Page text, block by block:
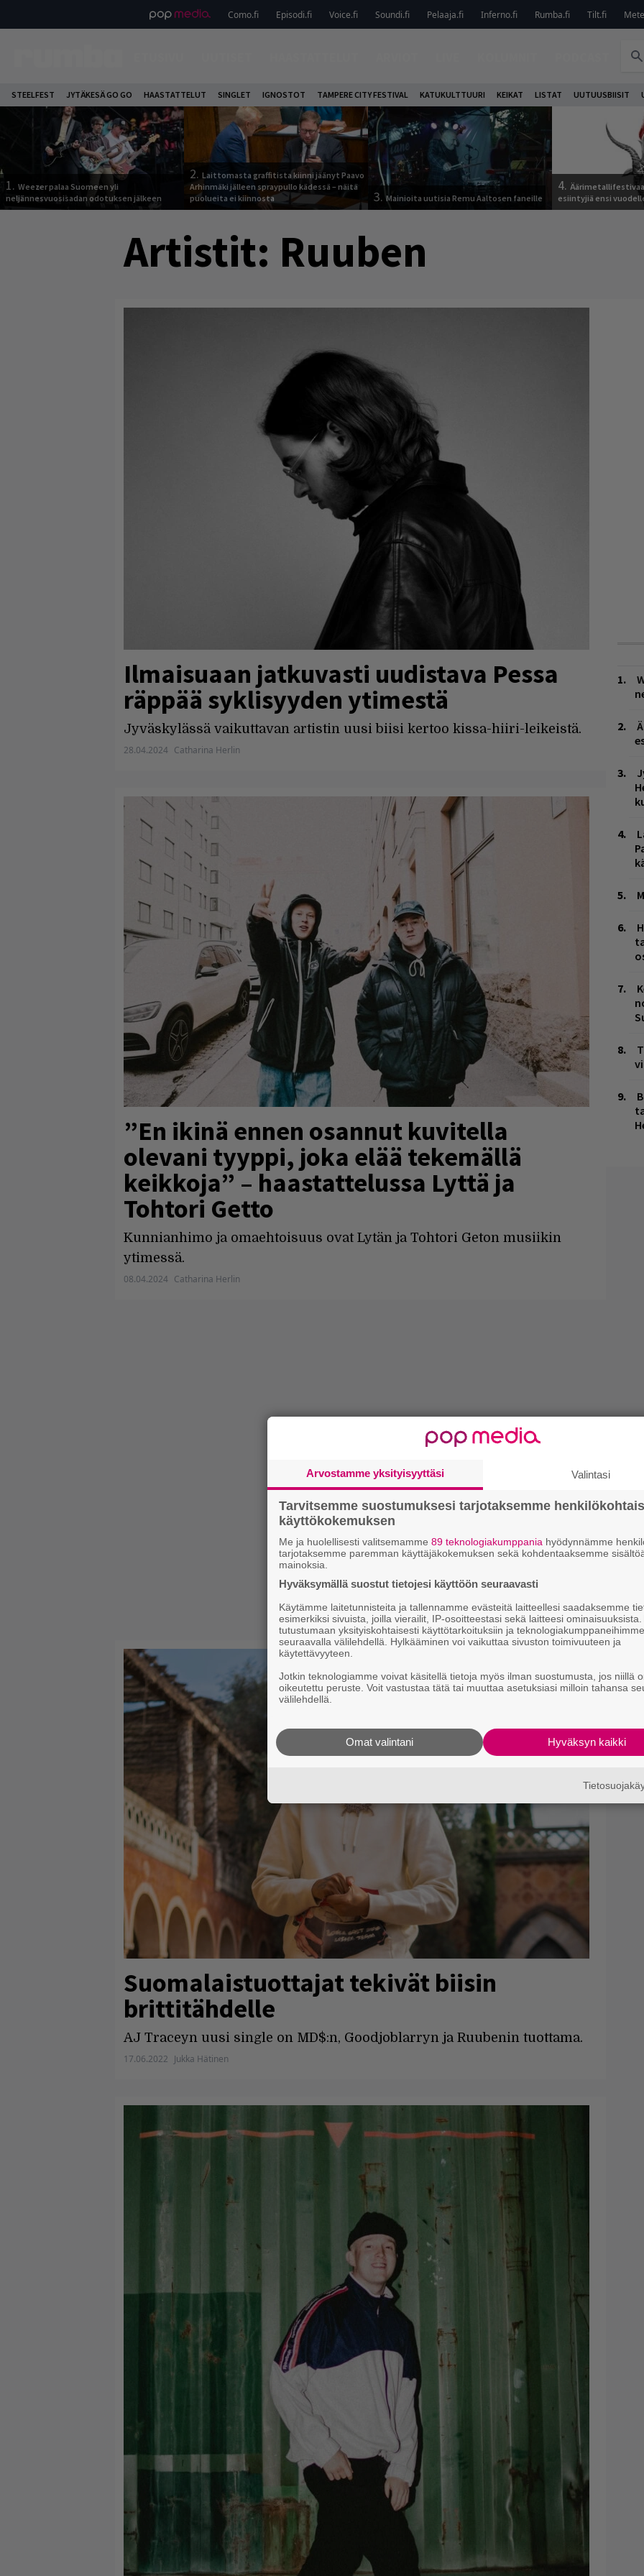
Como.fi Episodi.fi Voice.fi Soundi.fi Pelaaja.fi Inferno.fi Rumba.fi Tilt.fi
STEELFEST JYTÄKESÄ GO GO HAASTATTELUT SINGLET IGNOSTOT TAMPERE CITY FESTIVAL KATUKULTTUURI KEIKAT LISTAT UUTUUSBIISIT
1. Weezer palaa Suomeen yli
neljännesvuosisadan odotuksen jälkeen
2. Laittomasta graffitista kiinni jäänyt Paavo
Arhinmäki jälleen spraypullo kädessä – näitä
puolueita ei kiinnosta
3.Mainioita uutisia Remu Aaltosen faneille
4.
esiintyjiä ensi
Artistit: Ruuben
Ilmaisuaan jatkuvasti uudistava Pessa
räppää syklisyyden ytimestä
Jyväskylässä vaikuttavan artistin uusi biisi kertoo kissa-hiiri-leikeistä.
28.04.2024 Catharina Herlin
”En ikinä ennen osannut kuvitella
olevani tyyppi, joka elää tekemällä
keikkoja” – haastattelussa Lyttä ja
Tohtori Getto
Kunnianhimo ja omaehtoisuus ovat Lytän ja Tohtori Geton musiikin
ytimessä.
08.04.2024 Catharina Herlin
Suomalaistuottajat tekivät biisin
brittitähdelle
AJ Traceyn uusi single on MD$:n, Goodjoblarryn ja Ruubenin tuottama.
17.06.2022 Jukka Hätinen
Arvostamme yksityisyyttäsi Valintasi
Tarvitsemme suostumuksesi tarjotaksemme
käyttökokemuksen
Me ja huolellisesti valitsemamme 89 teknologiakumppania hyödynnämme
tarjotaksemme paremman käyttäjäkokemuksen sekä kohdentaaksemme
mainoksia.
Hyväksymällä suostut tietojesi käyttöön seuraavasti
Käytämme laitetunnisteita ja tallennamme evästeitä laitteellesi saadaksemme
esimerkiksi sivuista, joilla vierailit, IP-osoitteestasi sekä laitteesi
tutustumaan yksityiskohtaisesti käyttötarkoituksiin ja teknologiakumppaneihimme
seuraavalla välilehdellä. Hylkääminen voi vaikuttaa sivuston toimivuuteen ja
käytettävyyteen.
Jotkin teknologiamme voivat käsitellä tietoja myös ilman suostumusta, jos niillä
oikeutettu peruste. Voit vastustaa tätä tai muuttaa asetuksiasi milloin tahansa
välilehdellä.
Hyväksyn kaikki
Omat valintani